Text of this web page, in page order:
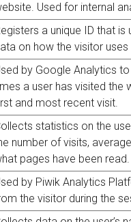
Used for internal
a unique ID that
on how the visitor
by Google Analytics
a user has visited the
and most recent visit.
statistics on the
number of visits,
pages have been read.
by Piwik Analytics
the visitor during the